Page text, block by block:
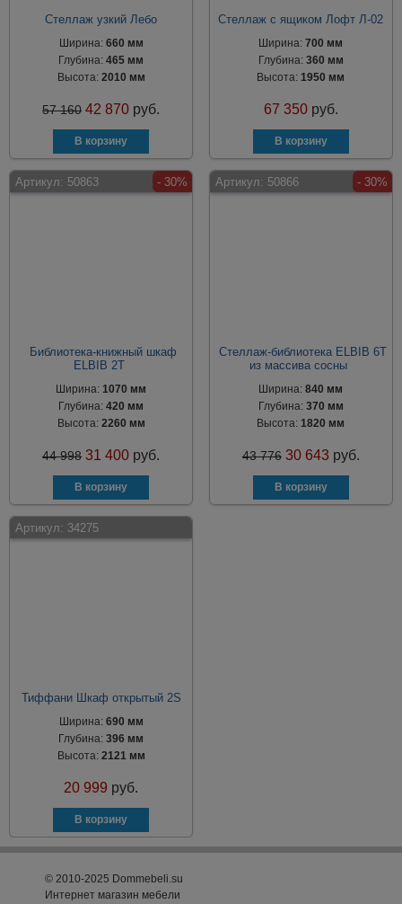
Стеллаж узкий Лебо
Ширина: 660 мм
Глубина:465 мм
Высота: 2010 мм
57 160 42 870 руб.
Стеллаж с ящиком Лофт Л-02
Ширина:700 мм
Глубина: 360 мм
Высота:1950 мм
67 350 руб.
Артикул: 50863 - 30%
Библиотека-книжный шкаф
ELBIB 2Т
Ширина:1070 мм
Глубина:420 мм
Высота: 2260 мм
44 998 31 400 руб.
Артикул: 50866 - 30%
Стеллаж-библиотека ELBIB 6Т
из массива сосны
Ширина:840 мм
Глубина: 370 мм
Высота:1820 мм
43 776 30 643 руб.
Артикул: 34275
Тиффани Шкаф открытый 2S
Ширина: 690 мм
Глубина:396 мм
Высота: 2121 мм
20 999 руб.
© 2010-2025 Dommebeli.su
Интернет магазин мебели